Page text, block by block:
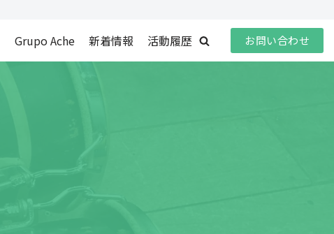
Grupo Ache 新着情報 活動履歴 お問い合わせ